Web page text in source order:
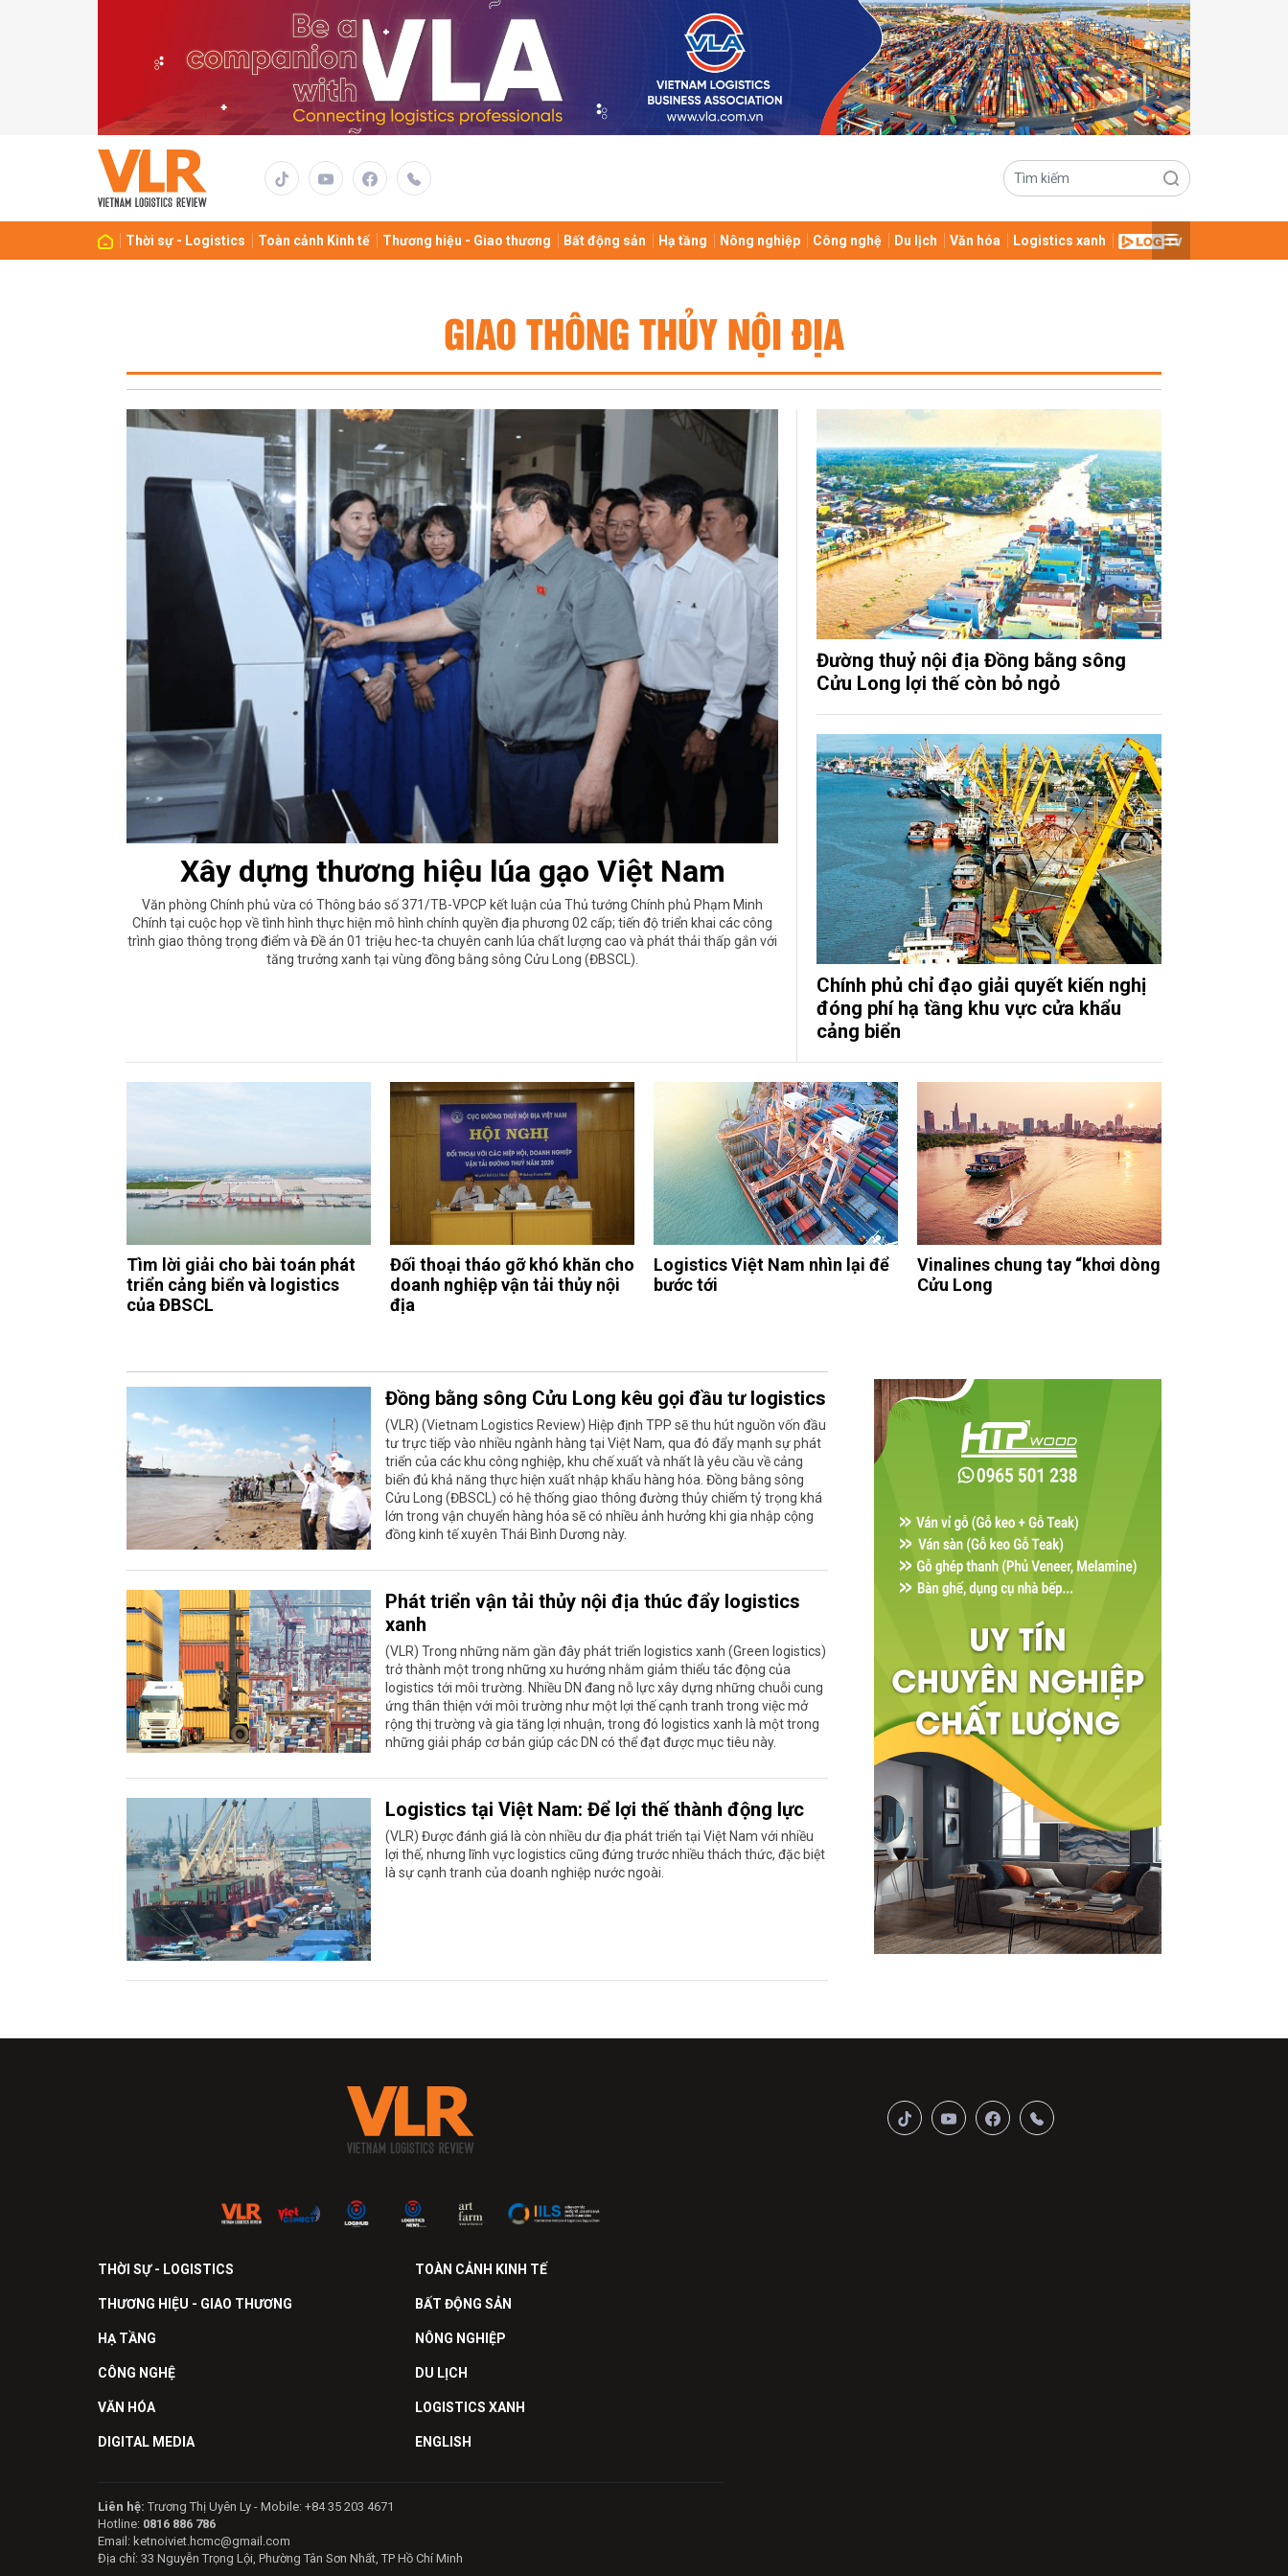
Thời sự - Logistics Toàn cảnh Kinh tế Thương hiệu - Giao thương Bất động sản Hạ tầng Nông nghiệp Công nghệ Du lịch Văn hóa Logistics xanh
GIAO THÔNG THỦY NỘI ĐỊA
Xây dựng thương hiệu lúa gạo Việt Nam
Văn phòng Chính phủ vừa có Thông báo số 371/TB-VPCP kết luận của Thủ tướng Chính phủ Phạm Minh
Chính tại cuộc họp về tình hình thực hiện mô hình chính quyền địa phương 02 cấp; tiến độ triển khai các công
trình giao thông trọng điểm và Đề án 01 triệu hec-ta chuyên canh lúa chất lượng cao và phát thải thấp gắn với
tăng trưởng xanh tại vùng đồng bằng sông Cửu Long (ĐBSCL).
Đường thuỷ nội địa Đồng bằng sông
Cửu Long lợi thế còn bỏ ngỏ
Chính phủ chỉ đạo giải quyết kiến nghị
đóng phí hạ tầng khu vực cửa khẩu
cảng biển
Tìm lời giải cho bài toán phát
triển cảng biển và logistics
của ĐBSCL
Đối thoại tháo gỡ khó khăn cho
doanh nghiệp vận tải thủy nội
địa
Logistics Việt Nam nhìn lại để
bước tới
Vinalines chung tay “khơi dòng
Cửu Long
Đồng bằng sông Cửu Long kêu gọi đầu tư logistics
(VLR) (Vietnam Logistics Review) Hiệp định TPP sẽ thu hút nguồn vốn đầu
tư trực tiếp vào nhiều ngành hàng tại Việt Nam, qua đó đẩy mạnh sự phát
triển của các khu công nghiệp, khu chế xuất và nhất là yêu cầu về cảng
biển đủ khả năng thực hiện xuất nhập khẩu hàng hóa. Đồng bằng sông
Cửu Long (ĐBSCL) có hệ thống giao thông đường thủy chiếm tỷ trọng khá
lớn trong vận chuyển hàng hóa sẽ có nhiều ảnh hưởng khi gia nhập cộng
đồng kinh tế xuyên Thái Bình Dương này.
Phát triển vận tải thủy nội địa thúc đẩy logistics
xanh
(VLR) Trong những năm gần đây phát triển logistics xanh (Green logistics)
trở thành một trong những xu hướng nhằm giảm thiểu tác động của
logistics tới môi trường. Nhiều DN đang nỗ lực xây dựng những chuỗi cung
ứng thân thiện với môi trường như một lợi thế cạnh tranh trong việc mở
rộng thị trường và gia tăng lợi nhuận, trong đó logistics xanh là một trong
những giải pháp cơ bản giúp các DN có thể đạt được mục tiêu này.
Logistics tại Việt Nam: Để lợi thế thành động lực
(VLR) Được đánh giá là còn nhiều dư địa phát triển tại Việt Nam với nhiều
lợi thế, nhưng lĩnh vực logistics cũng đứng trước nhiều thách thức, đặc biệt
là sự cạnh tranh của doanh nghiệp nước ngoài.
THỜI SỰ - LOGISTICS TOÀN CẢNH KINH TẾ
THƯƠNG HIỆU - GIAO THƯƠNG BẤT ĐỘNG SẢN
HẠ TẦNG NÔNG NGHIỆP
CÔNG NGHỆ DU LỊCH
VĂN HÓA LOGISTICS XANH
DIGITAL MEDIA ENGLISH
Liên hệ: Trương Thị Uyên Ly - Mobile: +84 35 203 4671
Hotline: 0816 886 786
Email: ketnoiviet.hcmc@gmail.com
Địa chỉ: 33 Nguyễn Trọng Lội, Phường Tân Sơn Nhất, TP Hồ Chí Minh